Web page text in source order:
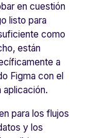
en cuestión
listo para
como
están
a
Figma con el
aplicación.
para los flujos
y los